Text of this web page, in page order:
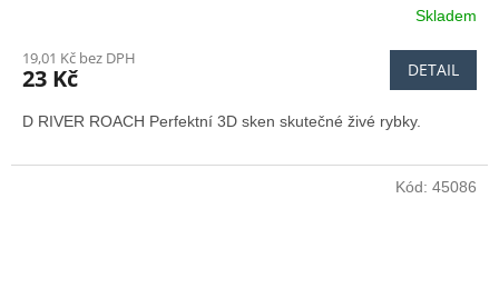
Skladem
19,01 Kč bez DPH
23 Kč DETAIL
D RIVER ROACH Perfektní 3D sken skutečné živé rybky.
Kód: 45086